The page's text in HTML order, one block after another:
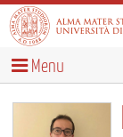
Menu